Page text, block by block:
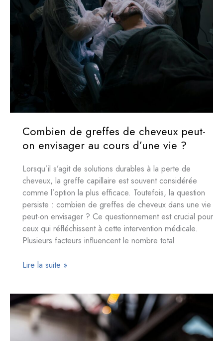
Combien de greffes de cheveux peut-
on envisager au cours d’une vie ?
Lorsqu’il s’agit de solutions durables à la perte de
cheveux, la greffe capillaire est souvent considérée
comme l’option la plus efficace. Toutefois, la question
persiste : combien de greffes de cheveux dans une vie
peut-on envisager ? Ce questionnement est crucial pour
ceux qui réfléchissent à cette intervention médicale.
Plusieurs facteurs influencent le nombre total
Combien
de
cheveux
peut-
Lire la suite »